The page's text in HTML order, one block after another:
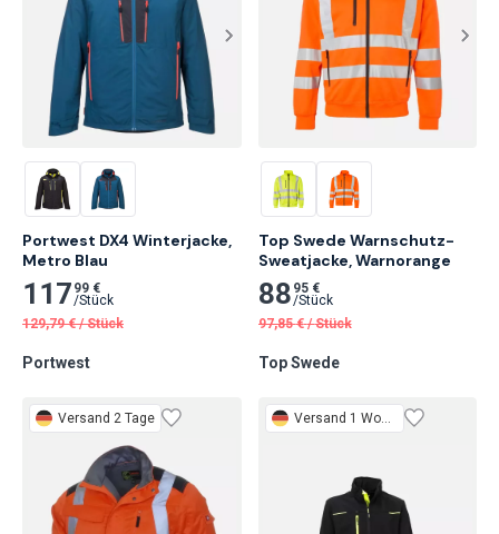
Portwest DX4 Winterjacke,
Metro Blau
117 99 €
/Stück
129,79 € /Stück
Portwest
Top Swede Warnschutz-
Sweatjacke, Warnorange
88 95 €
/Stück
97,85 € /Stück
Top Swede
Versand 2 Tage Versand 1 Woche